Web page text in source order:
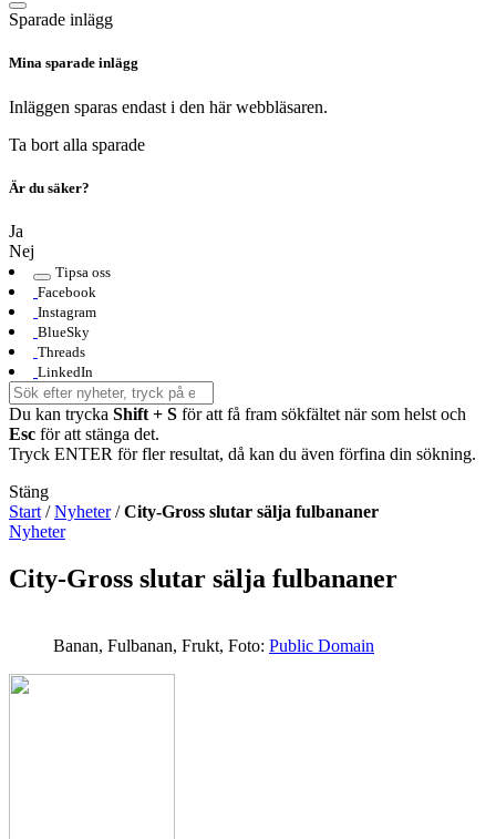
Sparade inlägg
Mina sparade inlägg
Inläggen sparas endast i den här webbläsaren.
Ta bort alla sparade
Är du säker?
Ja
Nej
Tipsa oss
Facebook
Instagram
BlueSky
Threads
LinkedIn
Du kan trycka Shift + S för att få fram sökfältet när som helst och
Esc för att stänga det.
Tryck ENTER för fler resultat, då kan du även förfina din sökning.
Stäng
Start /Nyheter/City-Gross slutar sälja fulbananer
Nyheter
City-Gross slutar sälja fulbananer
Banan, Fulbanan, Frukt, Foto: Public Domain